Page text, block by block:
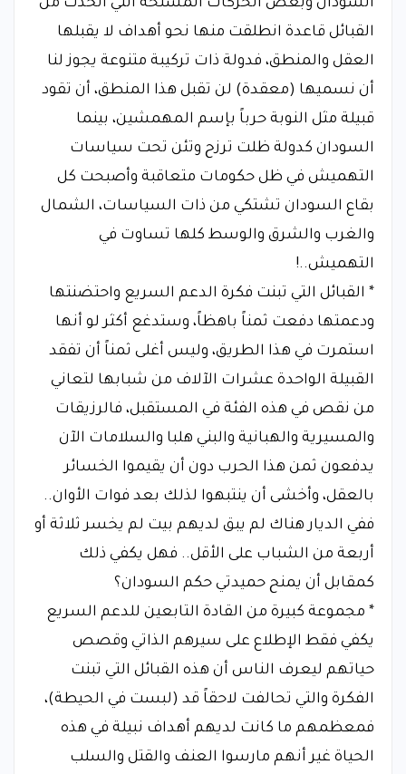
السودان وبعض الحركات المسلحة التي اتخذت من
القبائل قاعدة انطلقت منها نحو أهداف لا يقبلها
العقل والمنطق، فدولة ذات تركيبة متنوعة يجوز لنا
أن نسميها (معقدة) لن تقبل هذا المنطق، أن تقود
قبيلة مثل النوبة حرباً بإسم المهمشين، بينما
السودان كدولة ظلت ترزح وتئن تحت سياسات
التهميش في ظل حكومات متعاقبة وأصبحت كل
بقاع السودان تشتكي من ذات السياسات، الشمال
والغرب والشرق والوسط كلها تساوت في
التهميش..!
* القبائل التي تبنت فكرة الدعم السريع واحتضنتها
ودعمتها دفعت ثمناً باهظاً، وستدغع أكثر لو أنها
استمرت في هذا الطريق، وليس أغلى ثمناً أن تفقد
القبيلة الواحدة عشرات الآلاف من شبابها لتعاني
من نقص في هذه الفئة في المستقبل، فالرزيقات
والمسيرية والهبانية والبني هلبا والسلامات الآن
يدفعون ثمن هذا الحرب دون أن يقيموا الخسائر
بالعقل، وأخشى أن ينتبهوا لذلك بعد فوات الأوان..
ففي الديار هناك لم يبق لديهم بيت لم يخسر ثلاثة أو
أربعة من الشباب على الأقل.. فهل يكفي ذلك
كمقابل أن يمنح حميدتي حكم السودان؟
* مجموعة كبيرة من القادة التابعين للدعم السريع
يكفي فقط الإطلاع على سيرهم الذاتي وقصص
حياتهم ليعرف الناس أن هذه القبائل التي تبنت
الفكرة والتي تحالفت لاحقاً قد (لبست في الحيطة)،
فمعظمهم ما كانت لديهم أهداف نبيلة في هذه
الحياة غير أنهم مارسوا العنف والقتل والسلب